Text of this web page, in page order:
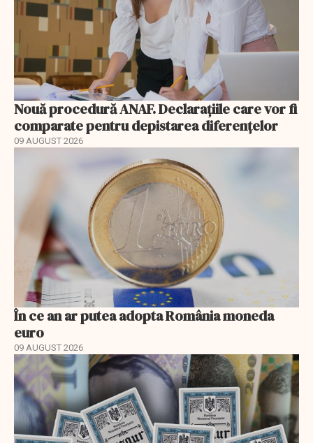
Nouă procedură ANAF. Declarațiile care vor fi
comparate pentru depistarea diferențelor
09 AUGUST 2026
În ce an ar putea adopta România moneda
euro
09 AUGUST 2026